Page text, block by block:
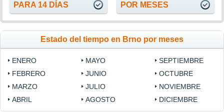
PARA 14 DÍAS POR MESES
Estado del tiempo en Brno por meses
ENERO
FEBRERO
MARZO
ABRIL
MAYO
JUNIO
JULIO
AGOSTO
SEPTIEMBRE
OCTUBRE
NOVIEMBRE
DICIEMBRE